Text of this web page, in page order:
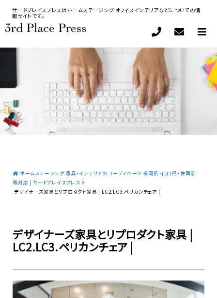
サードプレイスプレスはホームステージング オフィスインテリアなどについての情
報サイトです。
ホームステージング 家具・インテリアのコーディネート 福岡県・山口県・佐賀県
等対応 | サードプレイスプレス >
デザイナーズ家具とリプロダクト家具 | LC2.LC3.ペリカンチェア |
デザイナーズ家具とリプロダクト家具 |
LC2.LC3.ペリカンチェア |